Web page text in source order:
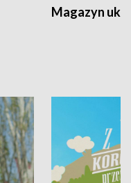
Magazyn